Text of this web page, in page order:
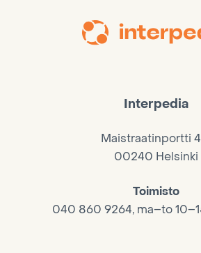
Interpedia
Maistraatinportti
00240 Helsinki
Toimisto
040 860 9264, ma–to